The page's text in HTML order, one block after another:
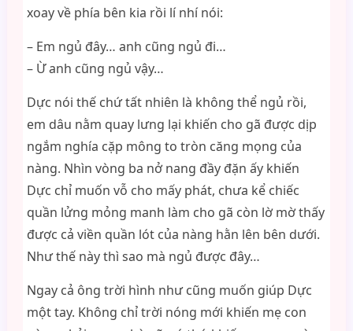
xoay về phía bên kia rồi lí nhí nói:
– Em ngủ đây… anh cũng ngủ đi…
– Ừ anh cũng ngủ vậy…
Dực nói thế chứ tất nhiên là không thể ngủ rồi,
em dâu nằm quay lưng lại khiến cho gã được dịp
ngắm nghía cặp mông to tròn căng mọng của
nàng. Nhìn vòng ba nở nang đầy đặn ấy khiến
Dực chỉ muốn vỗ cho mấy phát, chưa kể chiếc
quần lửng mỏng manh làm cho gã còn lờ mờ thấy
được cả viền quần lót của nàng hằn lên bên dưới.
Như thế này thì sao mà ngủ được đây…
Ngay cả ông trời hình như cũng muốn giúp Dực
một tay. Không chỉ trời nóng mới khiến mẹ con